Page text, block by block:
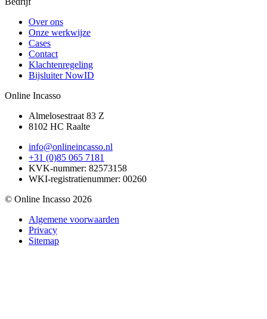
Over ons
Onze werkwijze
Cases
Contact
Klachtenregeling
Bijsluiter NowID
Online Incasso
Almelosestraat 83 Z
8102 HC Raalte
info@onlineincasso.nl
+31 (0)85 065 7181
KVK-nummer: 82573158
WKI-registratienummer: 00260
© Online Incasso 2026
Algemene voorwaarden
Privacy
Sitemap